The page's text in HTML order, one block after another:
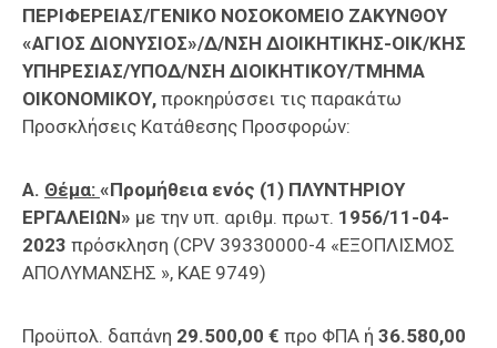
ΠΕΡΙΦΕΡΕΙΑΣ/ΓΕΝΙΚΟ ΝΟΣΟΚΟΜΕΙΟ ΖΑΚΥΝΘΟΥ
«ΑΓΙΟΣ ΔΙΟΝΥΣΙΟΣ»/Δ/ΝΣΗ ΔΙΟΙΚΗΤΙΚΗΣ-ΟΙΚ/ΚΗΣ
ΥΠΗΡΕΣΙΑΣ/ΥΠΟΔ/ΝΣΗ ΔΙΟΙΚΗΤΙΚΟΥ/ΤΜΗΜΑ
ΟΙΚΟΝΟΜΙΚΟΥ, προκηρύσσει τις παρακάτω
Προσκλήσεις Κατάθεσης Προσφορών:
Α. Θέμα: «Προμήθεια ενός (1) ΠΛΥΝΤΗΡΙΟΥ
ΕΡΓΑΛΕΙΩΝ» με την υπ. αριθμ. πρωτ. 1956/11-04-
2023 πρόσκληση (CPV 39330000-4 «ΕΞΟΠΛΙΣΜΟΣ
ΑΠΟΛΥΜΑΝΣΗΣ », KAE 9749)
Προϋπολ. δαπάνη 29.500,00 € προ ΦΠΑ ή 36.580,00